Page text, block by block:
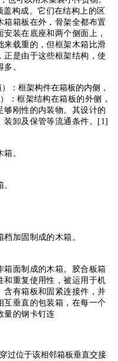
构成。它们在结构上的区
箱箱板在外，骨架全都布置
装在底座和两个侧面上，
来载重的，但框架木箱比滑
正是由于这些框架结构，使
多。
：框架构件在箱板的内侧，
：框架结构在箱板的外侧，
刚性的内装物。其设计的
卸及保管等流通条件。 [1]
。
加固制成的木箱。
箱面制成的木箱。胶合板箱
和重复使用性，被运用于机
含有箱板和固紧连接件，并
互垂直的包装箱，在每一个
量的钢卡钉连
过位于该相邻箱板垂直交接